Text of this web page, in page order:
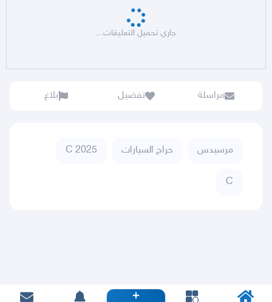
جاري تحميل التعليقات...
مراسلة تفضيل بلاغ
مرسيدس حراج السيارات C 2025
C